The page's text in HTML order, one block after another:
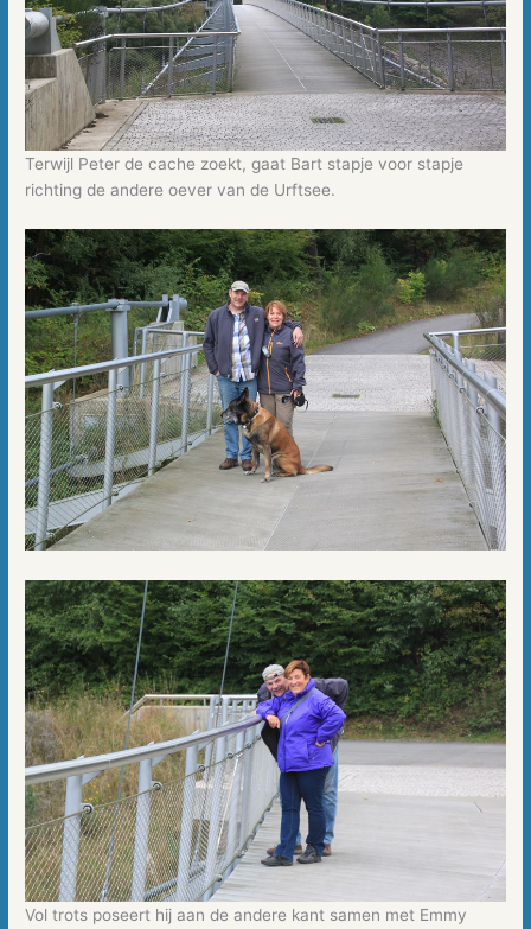
Terwijl Peter de cache zoekt, gaat Bart stapje voor stapje
richting de andere oever van de Urftsee.
Vol trots poseert hij aan de andere kant samen met Emmy